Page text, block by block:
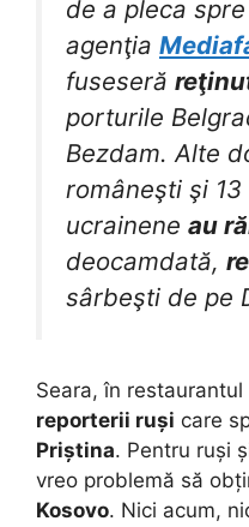
de a pleca
agenţia
fuseseră
porturile
Bezdam. Alte
româneşti şi 13
ucrainene au
deocamdată,
sârbeşti de pe
Seara, în
reporterii ruși care
Priștina. Pentru ruși
vreo problemă să
Kosovo. Nici acum,